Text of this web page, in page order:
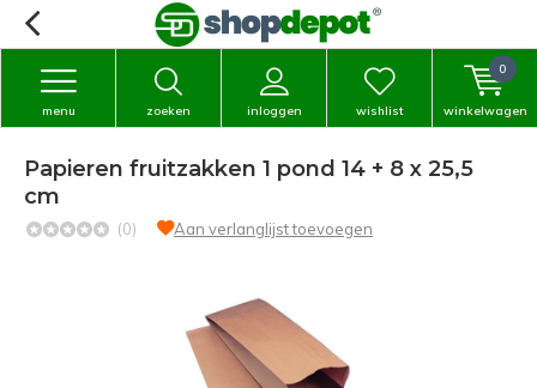
zoeken inloggen
menu wishlist winkelwagen
0
Papieren fruitzakken 1 pond 14 + 8 x 25,5
cm
(0) Aan verlanglijst toevoegen